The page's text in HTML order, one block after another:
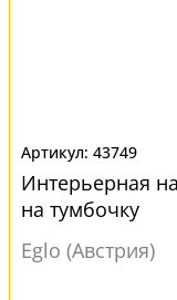
43749
Интерьерная
на тумбочку
Eglo (Австрия)